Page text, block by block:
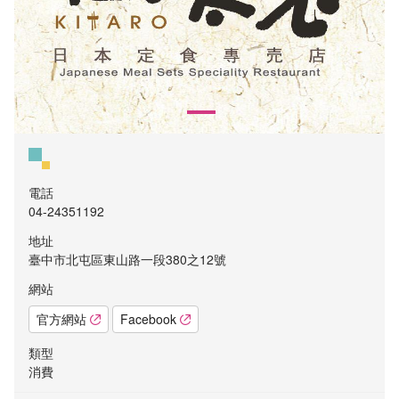
電話
04-24351192
地址
臺中市北屯區東山路一段380之12號
網站
官方網站
Facebook
類型
消費